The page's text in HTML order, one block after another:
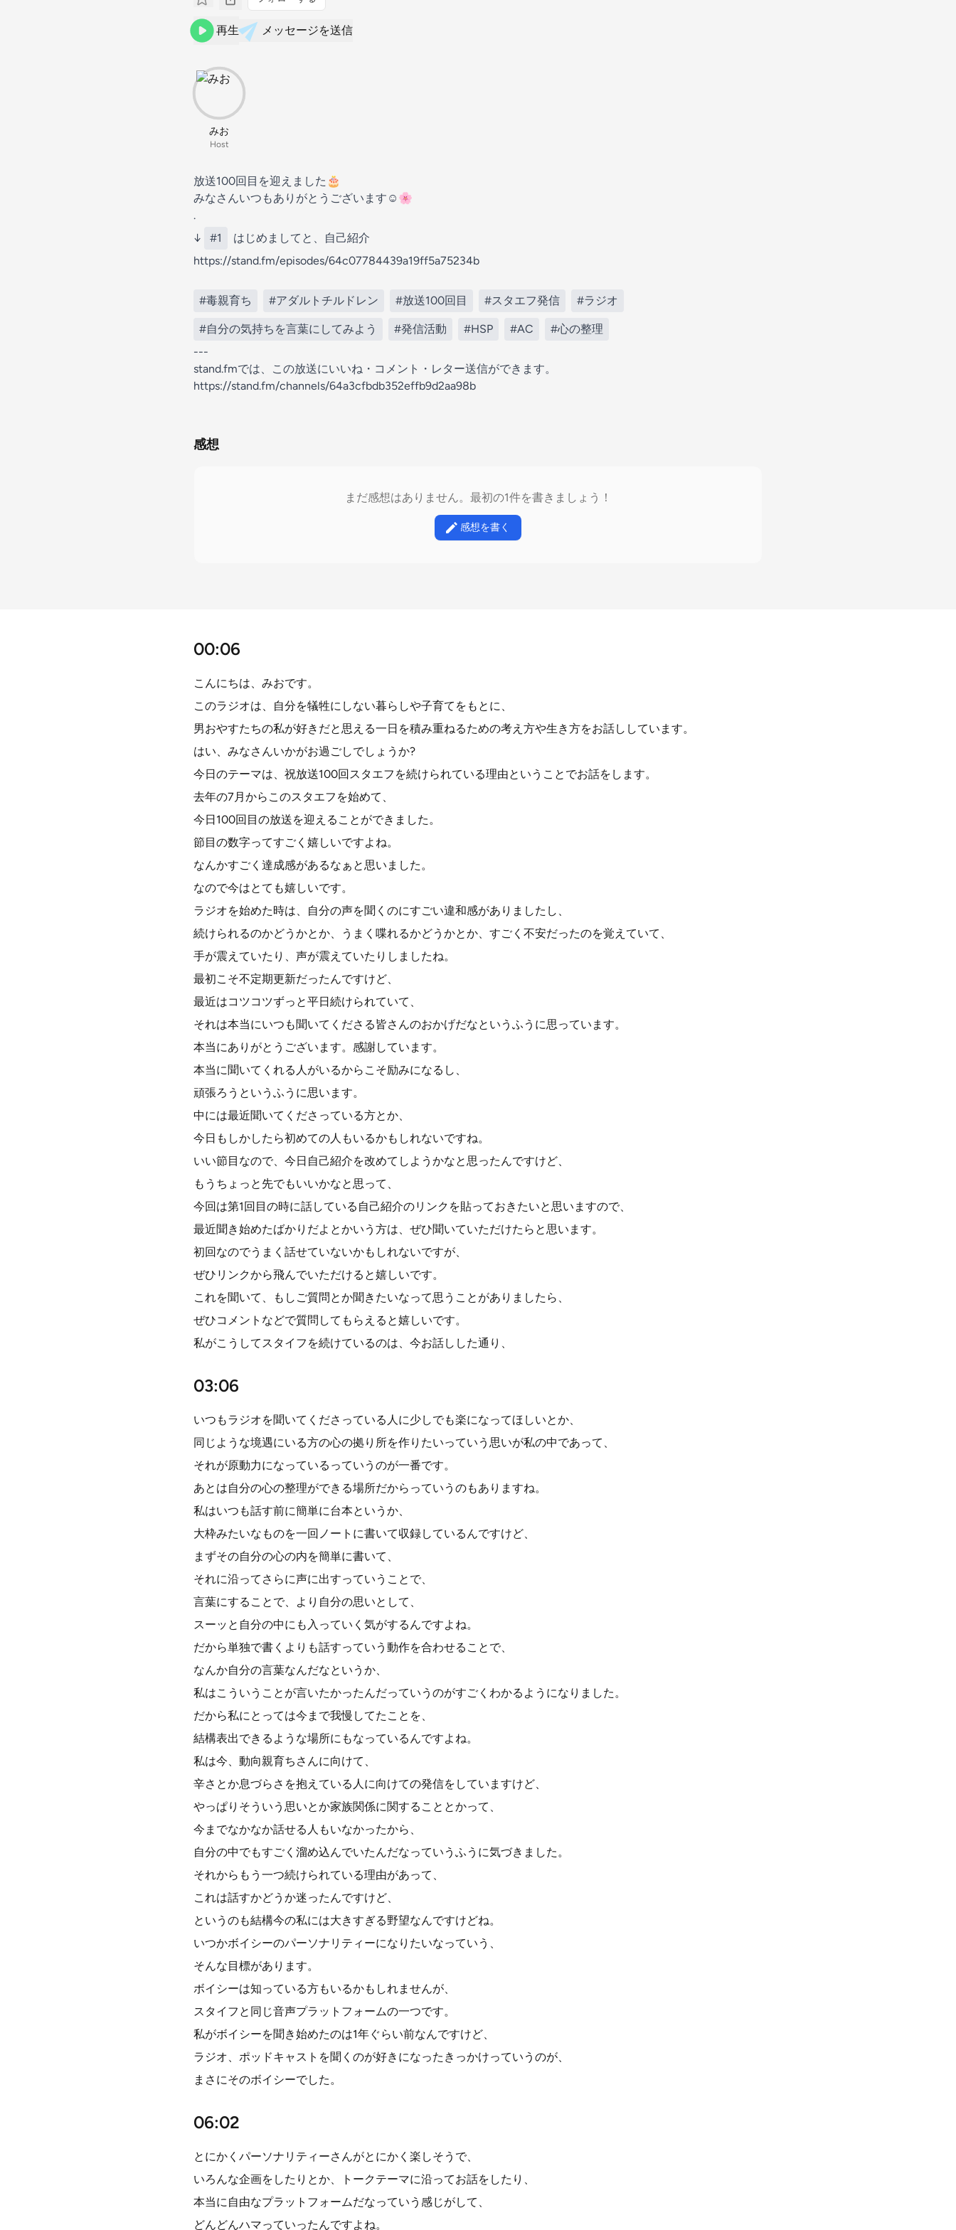
再生 メッセージを送信
みお
Host
放送100回目を迎えました🎂
みなさんいつもありがとうございます☺️🌸
.
↓
#1
はじめましてと、自己紹介
https://stand.fm/episodes/64c07784439a19ff5a75234b
#毒親育ち #アダルトチルドレン #放送100回目 #スタエフ発信 #ラジオ
#自分の気持ちを言葉にしてみよう #発信活動 #HSP #AC
#心の整理
---
stand.fmでは、この放送にいいね・コメント・レター送信ができます。
https://stand.fm/channels/64a3cfbdb352effb9d2aa98b
感想
まだ感想はありません。最初の1件を書きましょう！
感想を書く
00:06
こんにちは、みおです。
このラジオは、自分を犠牲にしない暮らしや子育てをもとに、
男おやすたちの私が好きだと思える一日を積み重ねるための考え方や生き方をお話ししています。
はい、みなさんいかがお過ごしでしょうか?
今日のテーマは、祝放送100回スタエフを続けられている理由ということでお話をします。
去年の7月からこのスタエフを始めて、
今日100回目の放送を迎えることができました。
節目の数字ってすごく嬉しいですよね。
なんかすごく達成感があるなぁと思いました。
なので今はとても嬉しいです。
ラジオを始めた時は、自分の声を聞くのにすごい違和感がありましたし、
続けられるのかどうかとか、うまく喋れるかどうかとか、すごく不安だったのを覚えていて、
手が震えていたり、声が震えていたりしましたね。
最初こそ不定期更新だったんですけど、
最近はコツコツずっと平日続けられていて、
それは本当にいつも聞いてくださる皆さんのおかげだなというふうに思っています。
本当にありがとうございます。感謝しています。
本当に聞いてくれる人がいるからこそ励みになるし、
頑張ろうというふうに思います。
中には最近聞いてくださっている方とか、
今日もしかしたら初めての人もいるかもしれないですね。
いい節目なので、今日自己紹介を改めてしようかなと思ったんですけど、
もうちょっと先でもいいかなと思って、
今回は第1回目の時に話している自己紹介のリンクを貼っておきたいと思いますので、
最近聞き始めたばかりだよとかいう方は、ぜひ聞いていただけたらと思います。
初回なのでうまく話せていないかもしれないですが、
ぜひリンクから飛んでいただけると嬉しいです。
これを聞いて、もしご質問とか聞きたいなって思うことがありましたら、
ぜひコメントなどで質問してもらえると嬉しいです。
私がこうしてスタイフを続けているのは、今お話しした通り、
03:06
いつもラジオを聞いてくださっている人に少しでも楽になってほしいとか、
同じような境遇にいる方の心の拠り所を作りたいっていう思いが私の中であって、
それが原動力になっているっていうのが一番です。
あとは自分の心の整理ができる場所だからっていうのもありますね。
私はいつも話す前に簡単に台本というか、
大枠みたいなものを一回ノートに書いて収録しているんですけど、
まずその自分の心の内を簡単に書いて、
それに沿ってさらに声に出すっていうことで、
言葉にすることで、より自分の思いとして、
スーッと自分の中にも入っていく気がするんですよね。
だから単独で書くよりも話すっていう動作を合わせることで、
なんか自分の言葉なんだなというか、
私はこういうことが言いたかったんだっていうのがすごくわかるようになりました。
だから私にとっては今まで我慢してたことを、
結構表出できるような場所にもなっているんですよね。
私は今、動向親育ちさんに向けて、
辛さとか息づらさを抱えている人に向けての発信をしていますけど、
やっぱりそういう思いとか家族関係に関することとかって、
今までなかなか話せる人もいなかったから、
自分の中でもすごく溜め込んでいたんだなっていうふうに気づきました。
それからもう一つ続けられている理由があって、
これは話すかどうか迷ったんですけど、
というのも結構今の私には大きすぎる野望なんですけどね。
いつかボイシーのパーソナリティーになりたいなっていう、
そんな目標があります。
ボイシーは知っている方もいるかもしれませんが、
スタイフと同じ音声プラットフォームの一つです。
私がボイシーを聞き始めたのは1年ぐらい前なんですけど、
ラジオ、ポッドキャストを聞くのが好きになったきっかけっていうのが、
まさにそのボイシーでした。
06:02
とにかくパーソナリティーさんがとにかく楽しそうで、
いろんな企画をしたりとか、トークテーマに沿ってお話をしたり、
本当に自由なプラットフォームだなっていう感じがして、
どんどんハマっていったんですよね。